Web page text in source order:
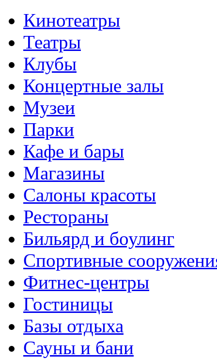
Кинотеатры
Театры
Клубы
Концертные залы
Музеи
Парки
Кафе и бары
Магазины
Салоны красоты
Рестораны
Бильярд и боулинг
Спортивные
Фитнес-центры
Гостиницы
Базы отдыха
Сауны и бани